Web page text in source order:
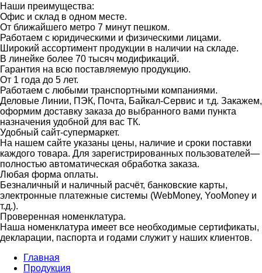
Наши преимущества:
Офис и склад в одном месте.
От ближайшего метро 7 минут пешком.
Работаем с юридическими и физическими лицами.
Широкий ассортимент продукции в наличии на складе.
В линейке более 70 тысяч модификаций.
Гарантия на всю поставляемую продукцию.
От 1 года до 5 лет.
Работаем с любыми транспортными компаниями.
Деловые Линии, ПЭК, Почта, Байкал-Сервис и т.д. Закажем,
оформим доставку заказа до выбранного вами пункта
назначения удобной для вас ТК.
Удобный сайт-супермаркет.
На нашем сайте указаны цены, наличие и сроки поставки
каждого товара. Для зарегистрированных пользователей—
полностью автоматическая обработка заказа.
Любая форма оплаты.
Безналичный и наличный расчёт, банковские карты,
электронные платежные системы (WebMoney, YooMoney и
т.д.).
Проверенная номенклатура.
Наша номенклатура имеет все необходимые сертификаты,
декларации, паспорта и годами служит у наших клиентов.
Главная
Продукция